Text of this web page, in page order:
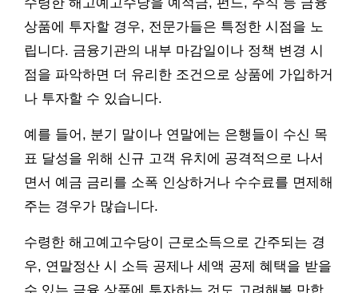
상품에 투자할 경우, 전문가들은 특정한 시점을 노
립니다. 금융기관의 내부 마감일이나 정책 변경 시
점을 파악하면 더 유리한 조건으로 상품에 가입하거
나 투자할 수 있습니다.
예를 들어, 분기 말이나 연말에는 은행들이 수신 목
표 달성을 위해 신규 고객 유치에 공격적으로 나서
면서 예금 금리를 소폭 인상하거나 수수료를 면제해
주는 경우가 많습니다.
수령한 해고예고수당이 근로소득으로 간주되는 경
우, 연말정산 시 소득 공제나 세액 공제 혜택을 받을